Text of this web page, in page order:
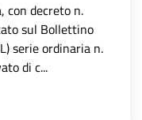
con decreto n.
sul Bollettino
serie ordinaria n.
di c...